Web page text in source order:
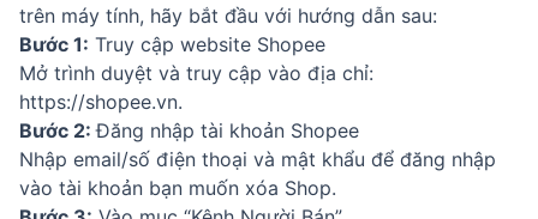
trên máy tính, hãy bắt đầu với hướng dẫn sau:
Bước 1: Truy cập website Shopee
Mở trình duyệt và truy cập vào địa chỉ:
https://shopee.vn.
Bước 2:Đăng nhập tài khoản Shopee
Nhập email/số điện thoại và mật khẩu để đăng nhập
vào tài khoản bạn muốn xóa Shop.